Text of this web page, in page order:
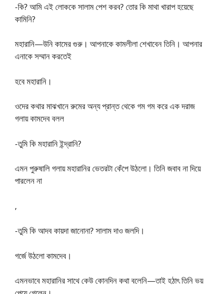
-কি? আমি এই লােককে সালাম পেশ করব? তাের কি মাথা খারাপ হয়েছে
কামিনি?
মহারানি—উনি কামের গুরু। আপনাকে কামলীলা শেখাবেন তিনি। আপনার
এনাকে সম্মান করতেই
হবে মহারানি।
ওদের কথার মাঝখানে রুমের অন্য প্রান্ত থেকে গম গম করে এক দরাজ
গলায় কামদেব বলল
-তুমি কি মহারানি ইন্দ্রানি?
এমন পুরুষালি গলায় মহারানির ভেতরটা কেঁপে উঠলাে। তিনি জবাব না দিয়ে
পারলেন না
,
-তুমি কি আদব কায়দা জানােনা? সালাম দাও জলদি।
গর্জে উঠলাে কামদেব।
এমনভাবে মহারানির সাথে কেউ কোনদিন কথা বলেনি—তাই হঠাৎ তিনি ভয়